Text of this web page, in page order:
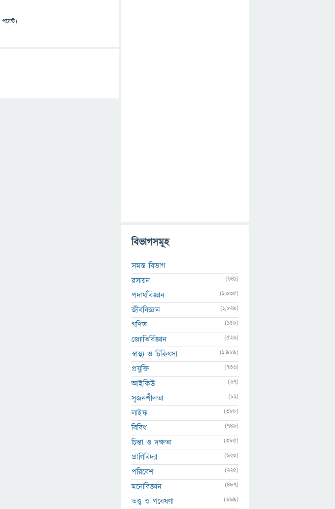
পয়েন্ট)
বিভাগসমূহ
সমস্ত বিভাগ
রসায়ন
(641)
পদার্থবিজ্ঞান (1,035)
জীববিজ্ঞান (1,829)
গণিত (159)
জ্যোতির্বিজ্ঞান (526)
স্বাস্থ্য ও চিকিৎসা (1,989)
প্রযুক্তি (736)
আইকিউ (67)
সৃজনশীলতা (81)
লাইফ (388)
বিবিধ (749)
চিন্তা ও দক্ষতা (385)
প্রাণিবিদ্যা (620)
পরিবেশ (225)
মনোবিজ্ঞান (487)
তত্ত্ব ও গবেষণা (669)